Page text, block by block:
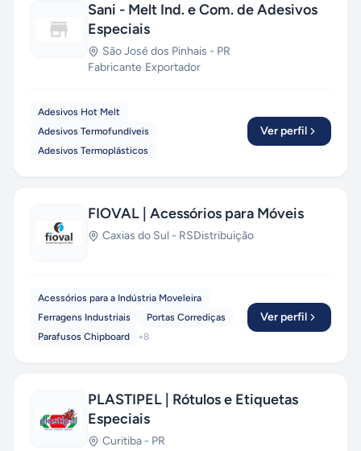
Sani - Melt Ind. e Com. de Adesivos
Especiais
São José dos Pinhais - PR
Fabricante·Exportador
Adesivos Hot Melt
Adesivos Termofundíveis
Adesivos Termoplásticos
Ver perfil
FIOVAL | Acessórios para Móveis
Caxias do Sul - RSDistribuição
Acessórios para a Indústria Moveleira
Ferragens Industriais
Portas Corrediças
Parafusos Chipboard
+8
Ver perfil
PLASTIPEL | Rótulos e Etiquetas
Especiais
Curitiba - PR